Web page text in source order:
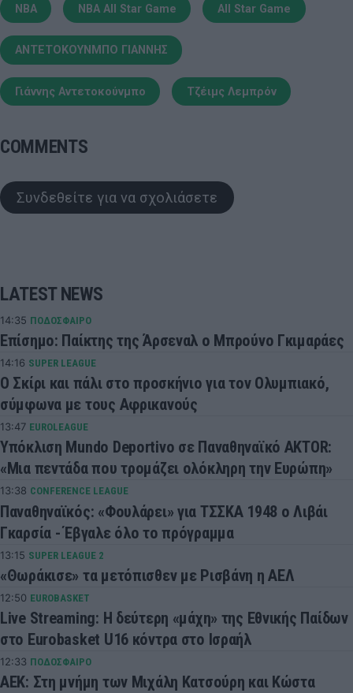
NBA NBA All Star Game All Star Game
ΑΝΤΕΤΟΚΟΥΝΜΠΟ ΓΙΑΝΝΗΣ
Γιάννης Αντετοκούνμπο Τζέιμς Λεμπρόν
COMMENTS
Συνδεθείτε για να σχολιάσετε
LATEST NEWS
14:35 ΠΟΔΟΣΦΑΙΡΟ
Επίσημο: Παίκτης της Άρσεναλ ο Μπρούνο Γκιμαράες
14:16 SUPER LEAGUE
Ο Σκίρι και πάλι στο προσκήνιο για τον Ολυμπιακό,
σύμφωνα με τους Αφρικανούς
13:47 EUROLEAGUE
Υπόκλιση Mundo Deportivo σε Παναθηναϊκό AKTOR:
«Μια πεντάδα που τρομάζει ολόκληρη την Ευρώπη»
13:38 CONFERENCE LEAGUE
Παναθηναϊκός: «Φουλάρει» για ΤΣΣΚΑ 1948 ο Λιβάι
Γκαρσία - Έβγαλε όλο το πρόγραμμα
13:15 SUPER LEAGUE 2
«Θωράκισε» τα μετόπισθεν με Ρισβάνη η ΑΕΛ
12:50 EUROBASKET
Live Streaming: Η δεύτερη «μάχη» της Εθνικής Παίδων
στο Eurobasket U16 κόντρα στο Ισραήλ
12:33 ΠΟΔΟΣΦΑΙΡΟ
ΑΕΚ: Στη μνήμη των Μιχάλη Κατσούρη και Κώστα